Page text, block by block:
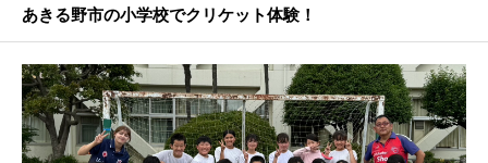
あきる野市の小学校でクリケット体験！